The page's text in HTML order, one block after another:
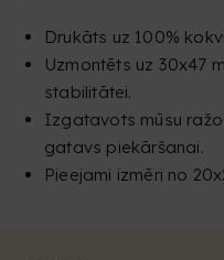
Drukāts uz 100%
Uzmontēts uz 30x47
stabilitātei.
Izgatavots mūsu
gatavs piekāršanai.
Pieejami izmēri no